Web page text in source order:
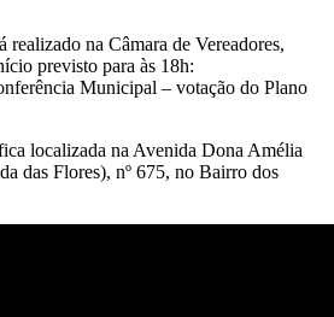
realizado na Câmara de Vereadores,
previsto para às 18h:
Municipal – votação do Plano
localizada na Avenida Dona Amélia
das Flores), nº 675, no Bairro dos